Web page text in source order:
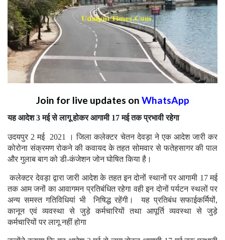
Join for live updates on WhatsApp
यह आदेश 3 मई से लागू होकर आगामी 17 मई तक प्रभावी रहेगा
उदयपुर 2 मई 2021 । जिला कलेक्टर चेतन देवड़ा ने एक आदेश जारी कर
कोरोना संक्रमण रोकने की कवायद के तहत सोमवार से फतेहसागर की पाल
और गुलाब बाग को डी-कंजेशन जोन घोषित किया है।
कलेक्टर देवड़ा द्वारा जारी आदेश के तहत इन दोनों स्थानों पर आगामी 17 मई
तक आम जनों का आवागमन प्रतिबंधित रहेगा वही इन दोनों पर्यटन स्थलों पर
अन्य समस्त गतिविधियां भी निषिद्ध रहेंगी। यह प्रतिबंध सफाईकर्मियों,
कानून एवं व्यवस्था से जुड़े कर्मचारियों तथा आपूर्ति व्यवस्था से जुड़े
कर्मचारियों पर लागू नहीं होगा